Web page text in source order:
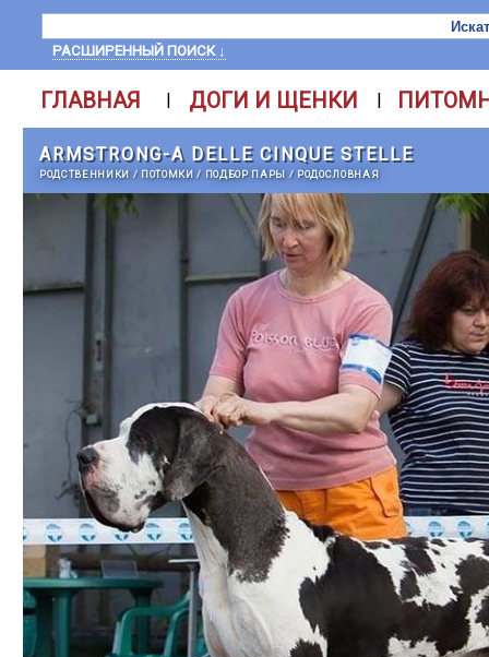
РАСШИРЕННЫЙ ПОИСК ↓
ГЛАВНАЯ | ДОГИ И ЩЕНКИ |
ARMSTRONG-A DELLE CINQUE STELLE
РОДСТВЕННИКИ / ПОТОМКИ/ ПОДБОР ПАРЫ / РОДОСЛОВНАЯ